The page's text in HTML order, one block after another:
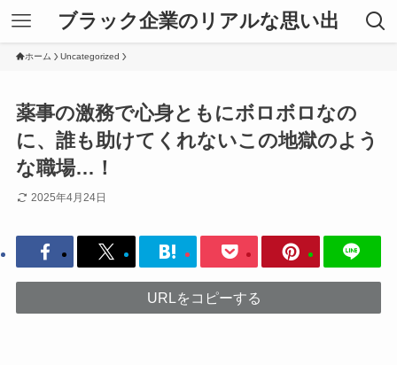
ブラック企業のリアルな思い出
ホーム Uncategorized
薬事の激務で心身ともにボロボロなの
に、誰も助けてくれないこの地獄のよう
な職場…！
2025年4月24日
URLをコピーする